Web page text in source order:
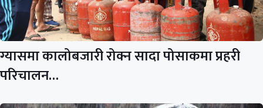
ग्यासमा कालोबजारी रोक्न सादा पोसाकमा प्रहरी
परिचालन…